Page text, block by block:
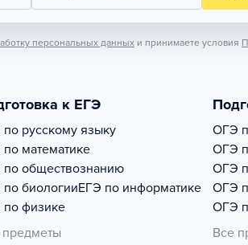
персональных данных и принимаете условия
к ЕГЭ
русскому языку
математике
по обществознанию
биологииЕГЭ по информатике
по физике
предметы
ОГЭ
ОГЭ
ОГЭ
ОГЭ
ОГЭ
Все